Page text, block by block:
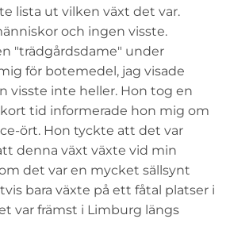
lista ut vilken växt det var.
och ingen visste.
"trädgårdsdame" under
för botemedel, jag visade
visste inte heller. Hon tog en
tid informerade hon mig om
ört. Hon tyckte att det var
denna växt växte vid min
det var en mycket sällsynt
bara växte på ett fåtal platser i
var främst i Limburg längs